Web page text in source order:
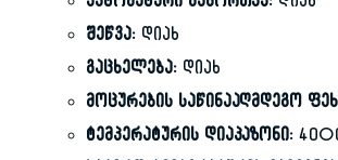
შეწვა:დიახ
გაცხელება:დიახ
მოცურების საწინააღმდეგო
ტემპერატურის დიაპაზონი: